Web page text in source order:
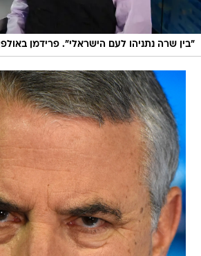
"בין שרה נתניהו לעם הישראלי". פרידמן באולפן